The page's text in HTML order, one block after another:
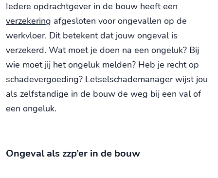
Iedere opdrachtgever in de bouw heeft een
verzekering afgesloten voor ongevallen op de
werkvloer. Dit betekent dat jouw ongeval is
verzekerd. Wat moet je doen na een ongeluk? Bij
wie moet jij het ongeluk melden? Heb je recht op
schadevergoeding? Letselschademanager wijst jou
als zelfstandige in de bouw de weg bij een val of
een ongeluk.
Ongeval als zzp’er in de bouw